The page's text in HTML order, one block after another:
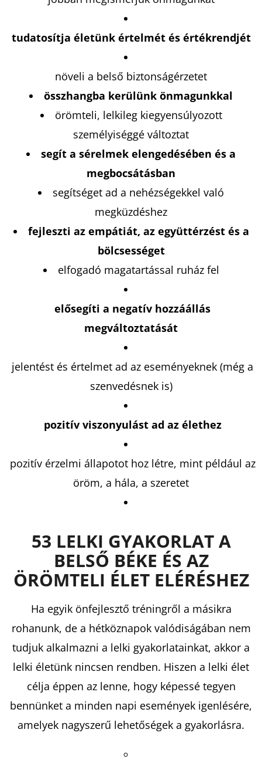
tudatosítja életünk értelmét és értékrendjét
növeli a belső biztonságérzetet
összhangba kerülünk önmagunkkal
örömteli, lelkileg kiegyensúlyozott
személyiséggé változtat
segít a sérelmek elengedésében és a
megbocsátásban
segítséget ad a nehézségekkel való
megküzdéshez
fejleszti az empátiát, az együttérzést és a
bölcsességet
elfogadó magatartással ruház fel
elősegíti a negatív hozzáállás
megváltoztatását
jelentést és értelmet ad az eseményeknek (még a
szenvedésnek is)
pozitív viszonyulást ad az élethez
pozitív érzelmi állapotot hoz létre, mint például az
öröm, a hála, a szeretet
53 LELKI GYAKORLATA
BELSŐ BÉKE ÉS AZ
ÖRÖMTELI ÉLET ELÉRÉSHEZ
Ha egyik önfejlesztő tréningről a másikra
rohanunk, de a hétköznapok valódiságában nem
tudjuk alkalmazni a lelki gyakorlatainkat, akkor a
lelki életünk nincsen rendben. Hiszen a lelki élet
célja éppen az lenne, hogy képessé tegyen
bennünket a minden napi események igenlésére,
amelyek nagyszerű lehetőségek a gyakorlásra.